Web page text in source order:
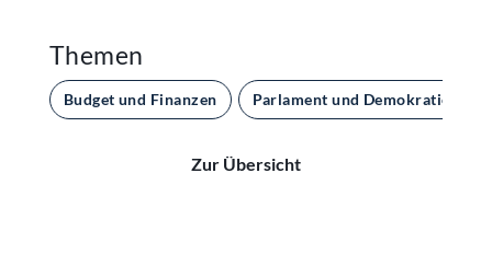
Themen
Budget und Finanzen Parlament und Demokratie
Zur Übersicht